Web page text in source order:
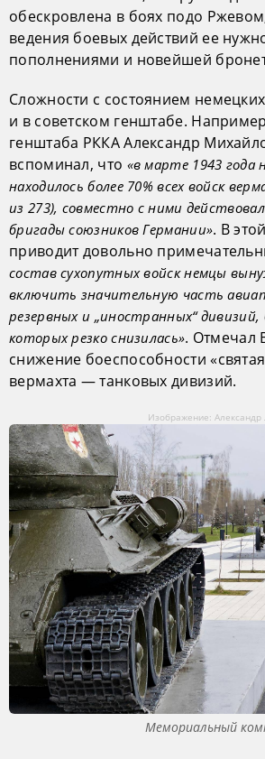
обескровлена в боях подо
ведения боевых действий ее
пополнениями и новейшей
Сложности с состоянием
и в советском генштабе.
генштаба РККА Александр
вспоминал, что «в марте 1943 года
находилось более 70% всех войск
из 273), совместно с ними
бригады союзников Германии». В
приводит довольно
состав сухопутных войск немцы
включить значительную часть
резервных и „иностранных“ дивизий,
которых резко снизилась». Отмечал
снижение боеспособности
вермахта — танковых дивизий.
Изображение:
Мемориальный